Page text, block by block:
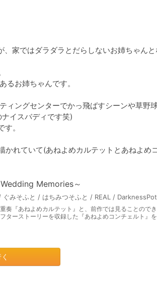
家ではダラダラとだらしないお姉ちゃん
るお姉ちゃんです。
ィングセンターでかっ飛ばすシーンや草野
イスバディです笑)
。
れていて(あねよめカルテットとあねよめ
Memories～
奏『あねよめカルテット』と、前作では見ることので
ターストーリーを収録した『あねよめコンチェルト』